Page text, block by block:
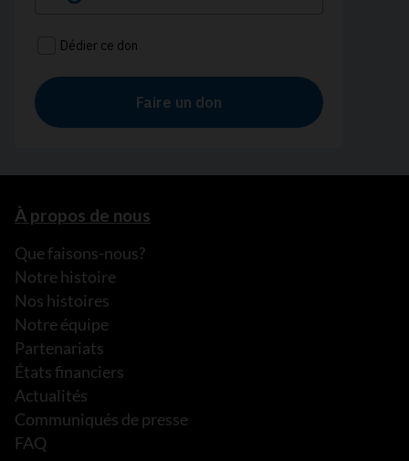
À propos de nous
Que faisons-nous?
Notre histoire
Nos histoires
Notre équipe
Partenariats
États financiers
Actualités
Communiqués de presse
FAQ